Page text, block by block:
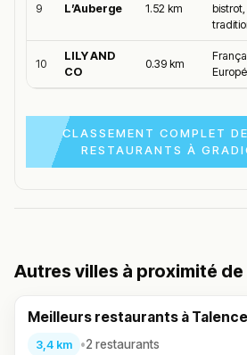
9 L’Auberge 1.52 km
10
LILY AND
CO
0.39 km
CLASSEMENT COMPLET
RESTAURANTS À
Autres villes à proximité
Meilleurs restaurants à Talence
3,4 km •2 restaurants